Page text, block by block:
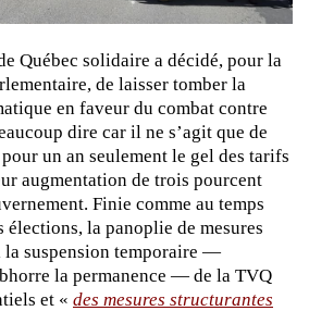
Québec solidaire a décidé, pour la
de laisser tomber la
en faveur du combat contre
dire car il ne s’agit que de
un an seulement le gel des tarifs
augmentation de trois pourcent
Finie comme au temps
la panoplie de mesures
suspension temporaire —
la permanence — de la TVQ
et « des mesures structurantes